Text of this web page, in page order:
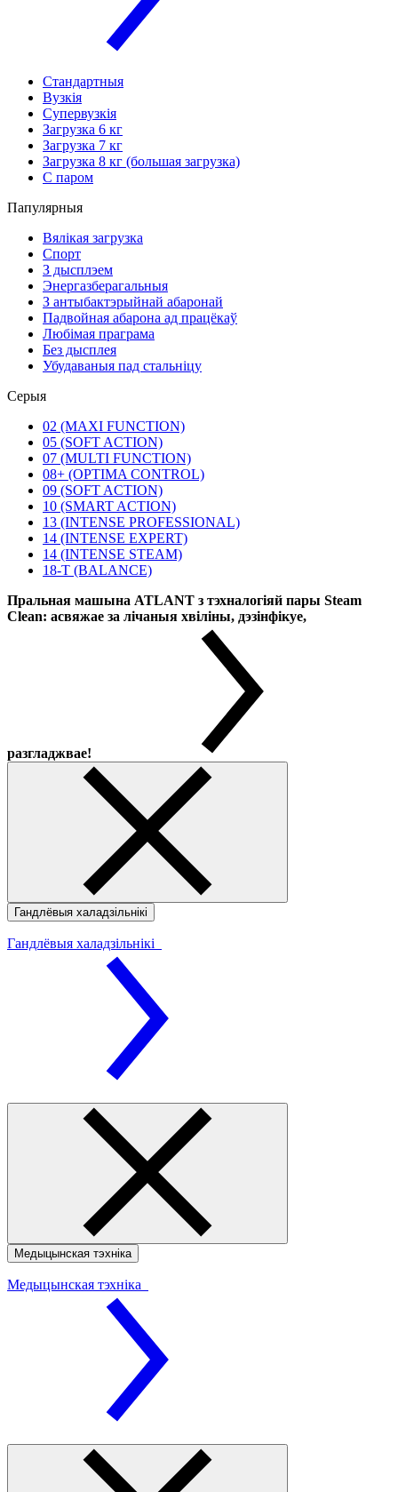
Стандартныя
Вузкія
Супервузкія
Загрузка 6 кг
Загрузка 7 кг
Загрузка 8 кг (большая загрузка)
С паром
Папулярныя
Вялікая загрузка
Спорт
З дысплэем
Энергазберагальныя
З антыбактэрыйнай абаронай
Падвойная абарона ад працёкаў
Любімая праграма
Без дысплея
Убудаваныя пад стальніцу
Серыя
02 (MAXI FUNCTION)
05 (SOFT ACTION)
07 (MULTI FUNCTION)
08+ (OPTIMA CONTROL)
09 (SOFT ACTION)
10 (SMART ACTION)
13 (INTENSE PROFESSIONAL)
14 (INTENSE EXPERT)
14 (INTENSE STEAM)
18-T (BALANCE)
Пральная машына ATLANT з тэхналогіяй пары Steam
Clean: асвяжае за лічаныя хвіліны, дэзінфікуе,
разгладжвае!
Гандлёвыя халадзільнікі
Гандлёвыя халадзільнікі
Медыцынская тэхніка
Медыцынская тэхніка